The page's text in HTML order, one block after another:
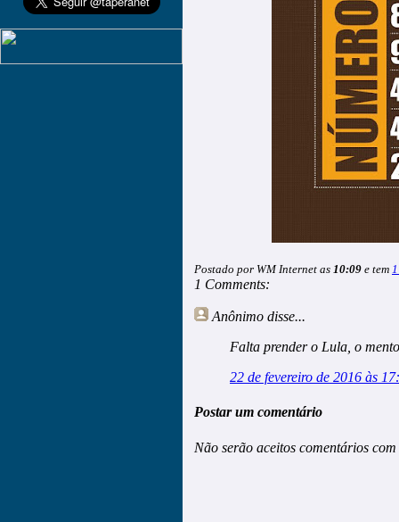
Postado por WM Internet as 10:09 e tem
1 Comments:
Anônimo disse...
Falta prender o Lula, o
22 de fevereiro de 2016 às
Postar um comentário
Não serão aceitos comentários